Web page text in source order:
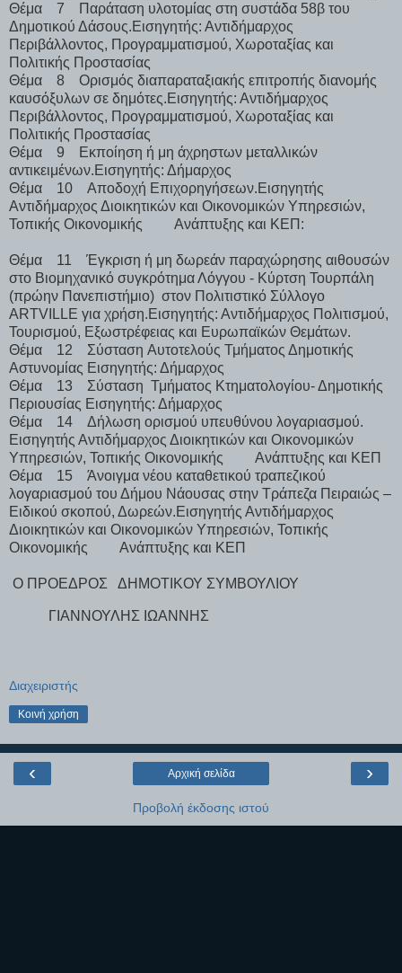
Θέμα 7 Παράταση υλοτομίας στη συστάδα 58β του
Δημοτικού Δάσους.Εισηγητής: Αντιδήμαρχος
Περιβάλλοντος, Προγραμματισμού, Χωροταξίας και
Πολιτικής Προστασίας
Θέμα 8 Ορισμός διαπαραταξιακής επιτροπής διανομής
καυσόξυλων σε δημότες.Εισηγητής: Αντιδήμαρχος
Περιβάλλοντος, Προγραμματισμού, Χωροταξίας και
Πολιτικής Προστασίας
Θέμα 9 Εκποίηση ή μη άχρηστων μεταλλικών
αντικειμένων.Εισηγητής: Δήμαρχος
Θέμα 10 Αποδοχή Επιχορηγήσεων.Εισηγητής
Αντιδήμαρχος Διοικητικών και Οικονομικών Υπηρεσιών,
Τοπικής Οικονομικής Ανάπτυξης και ΚΕΠ:
Θέμα 11 Έγκριση ή μη δωρεάν παραχώρησης αιθουσών
στο Βιομηχανικό συγκρότημα Λόγγου - Κύρτση Τουρπάλη
(πρώην Πανεπιστήμιο) στον Πολιτιστικό Σύλλογο
ARTVILLE για χρήση.Εισηγητής: Αντιδήμαρχος Πολιτισμού,
Τουρισμού, Εξωστρέφειας και Ευρωπαϊκών Θεμάτων.
Θέμα 12 Σύσταση Aυτοτελούς Τμήματος Δημοτικής
Αστυνομίας Εισηγητής: Δήμαρχος
Θέμα 13 Σύσταση Τμήματος Κτηματολογίου- Δημοτικής
Περιουσίας Εισηγητής: Δήμαρχος
Θέμα 14 Δήλωση ορισμού υπευθύνου λογαριασμού.
Εισηγητής Αντιδήμαρχος Διοικητικών και Οικονομικών
Υπηρεσιών, Τοπικής Οικονομικής Ανάπτυξης και ΚΕΠ
Θέμα 15 Άνοιγμα νέου καταθετικού τραπεζικού
λογαριασμού του Δήμου Νάουσας στην Τράπεζα Πειραιώς –
Ειδικού σκοπού, Δωρεών.Εισηγητής Αντιδήμαρχος
Διοικητικών και Οικονομικών Υπηρεσιών, Τοπικής
Οικονομικής Ανάπτυξης και ΚΕΠ
Ο ΠΡΟΕΔΡΟΣ ΔΗΜΟΤΙΚΟΥ ΣΥΜΒΟΥΛΙΟΥ
ΓΙΑΝΝΟΥΛΗΣ ΙΩΑΝΝΗΣ
Διαχειριστής
Κοινή χρήση
‹ ›
Αρχική σελίδα
Προβολή έκδοσης ιστού